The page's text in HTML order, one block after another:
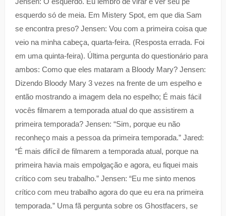
esquerdo só de meia. Em Mistery Spot, em que dia Sam
se encontra preso? Jensen: Vou com a primeira coisa que
veio na minha cabeça, quarta-feira. (Resposta errada. Foi
em uma quinta-feira). Última pergunta do questionário para
ambos: Como que eles mataram a Bloody Mary? Jensen:
Dizendo Bloody Mary 3 vezes na frente de um espelho e
então mostrando a imagem dela no espelho; É mais fácil
vocês filmarem a temporada atual do que assistirem a
primeira temporada? Jensen: “Sim, porque eu não
reconheço mais a pessoa da primeira temporada.” Jared:
“É mais difícil de filmarem a temporada atual, porque na
primeira havia mais empolgação e agora, eu fiquei mais
crítico com seu trabalho.” Jensen: “Eu me sinto menos
crítico com meu trabalho agora do que eu era na primeira
temporada.” Uma fã pergunta sobre os Ghostfacers, se